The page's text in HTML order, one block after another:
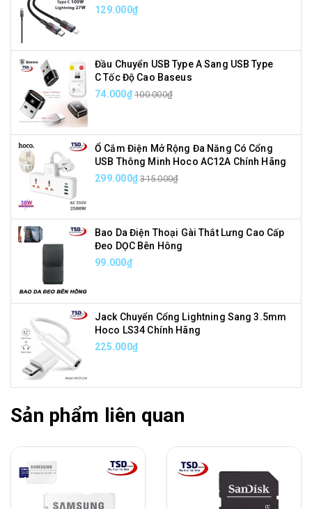
129.000₫
Đầu Chuyển USB Type A Sang USB Type
C Tốc Độ Cao Baseus
74.000₫ 100.000₫
Ổ Cắm Điện Mở Rộng Đa Năng Có Cổng
USB Thông Minh Hoco AC12A Chính Hãng
299.000₫ 315.000₫
Bao Da Điện Thoại Gài Thắt Lưng Cao Cấp
Đeo DỌC Bên Hông
99.000₫
Jack Chuyển Cổng Lightning Sang 3.5mm
Hoco LS34 Chính Hãng
225.000₫
Sản phẩm liên quan